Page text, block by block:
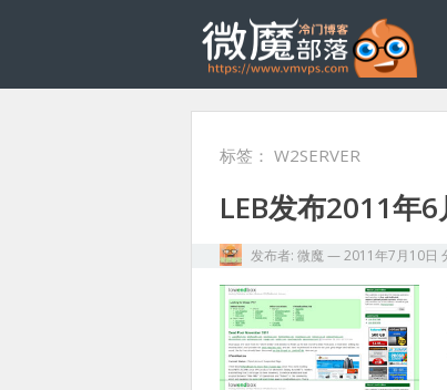
标签： W2SERVER
LEB发布2011年
发布者: 微魔 —2011年7月10日